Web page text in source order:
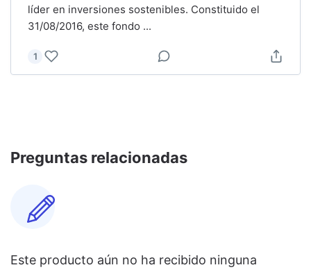
líder en inversiones sostenibles. Constituido el
31/08/2016, este fondo ...
1
Preguntas relacionadas
Este producto aún no ha recibido ninguna